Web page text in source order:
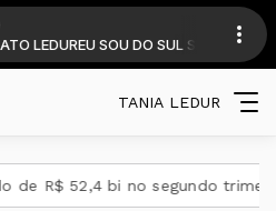
LEDUREU SOU DO SUL SEM
TANIA LEDUR
R$ 52,4 bi no segundo